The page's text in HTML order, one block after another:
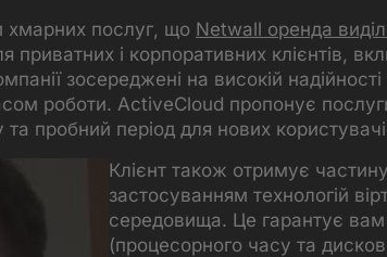
хмарних послуг, що Netwall оренда
і корпоративних клієнтів,
зосереджені на високій
роботи. ActiveCloud пропонує
пробний період для нових
Клієнт також отримує
застосуванням технологій
середовища. Це гарантує вам
(процесорного часу та